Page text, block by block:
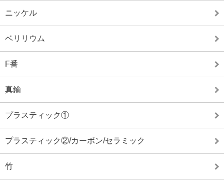
ニッケル
ベリリウム
F番
真鍮
プラスティック①
プラスティック②/カーボン/セラミック
竹